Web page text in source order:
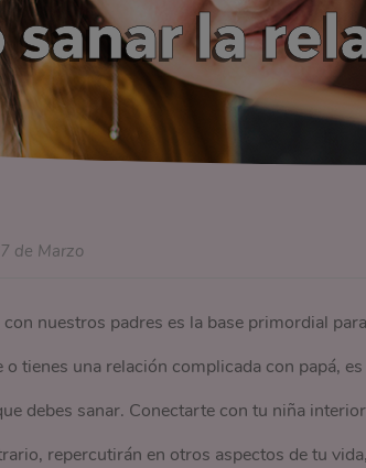
sanar la
de Marzo
nuestros padres es la base primordial
tienes una relación complicada con papá,
debes sanar. Conectarte con tu niña
repercutirán en otros aspectos de tu